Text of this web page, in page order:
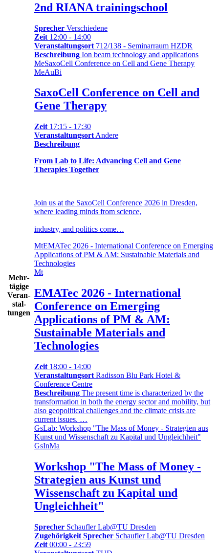
Mehr­
tä­gige
Ver­an­
stal­
tungen
2nd RIANA trainingschool
Sprecher Verschiedene
Zeit 12:00 - 14:00
Veranstaltungsort 712/138 - Seminarraum HZDR
Beschreibung Ion beam technology and applications
MeSaxoCell Conference on Cell and Gene Therapy
MeAuBi
SaxoCell Conference on Cell and
Gene Therapy
Zeit 17:15 - 17:30
Veranstaltungsort Andere
Beschreibung
From Lab to Life: Advancing Cell and Gene
Therapies Together
Join us at the SaxoCell Conference 2026 in Dresden,
where leading minds from science,
industry, and politics come…
MtEMATec 2026 - International Conference on Emerging
Applications of PM & AM: Sustainable Materials and
Technologies
Mt
EMATec 2026 - International
Conference on Emerging
Applications of PM & AM:
Sustainable Materials and
Technologies
Zeit 18:00 - 14:00
Veranstaltungsort Radisson Blu Park Hotel &
Conference Centre
Beschreibung The present time is characterized by the
transformation in both the energy sector and mobility, but
also geopolitical challenges and the climate crisis are
current issues. …
GsLab: Workshop "The Mass of Money - Strategien aus
Kunst und Wissenschaft zu Kapital und Ungleichheit"
GsInMa
Workshop "The Mass of Money -
Strategien aus Kunst und
Wissenschaft zu Kapital und
Ungleichheit"
Sprecher Schaufler Lab@TU Dresden
Zugehörigkeit Sprecher Schaufler Lab@TU Dresden
Zeit 00:00 - 23:59